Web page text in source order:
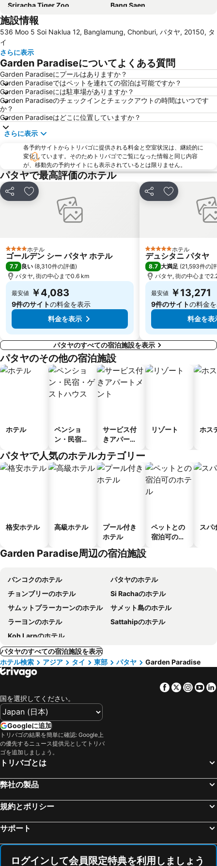
Sriracha Tiger Zoo
Bang Saen
Laem Chabang Port
Big C Extra Pattaya 3
The Avenue
Naul Beach
Royal Garden Plaza Pattaya
Nong Nooch Tropical Botanical Garden
Big Buddha Hill
Samae Beach
Tawaen Beach
Pattaya Railway Station
Admiral Krom Luang Jumborn Khet Udomsakdi Monument
Pattaya Floating Market
Samae San Island
Nang Ram Beach
施設情報
536 Moo 5 Soi Naklua 12, Banglamung, Chonburi, パタヤ, 20150, タ
イ
さらに表示
Garden Paradiseについてよくある質問
Garden Paradiseにプールはありますか？
Garden Paradiseではペットを連れての宿泊は可能ですか？
Garden Paradiseには駐車場がありますか？
Garden Paradiseのチェックインとチェックアウトの時間はいつです
か？
Garden Paradiseはどこに位置していますか？
さらに表示
各予約サイトからトリバゴに提供される料金と空室状況は、継続的に
変化しています。そのためトリバゴでご覧になった情報と同じ内容
が、移動先の予約サイトにも表示されているとは限りません。
パタヤで最高評価のホテル
シェア お気に入りに追加
4 ホテルのランク
ホテル
ゴールデン シー パタヤ ホテル
7.7 良い (8,310件の評価)
パタヤ, 街の中心まで0.6 km
最安値 ￥4,083
9件のサイトの料金を表示
料金を表示
シェア お気に入りに
5 ホテルのランク
ホテル
デュシタニ パタヤ
8.7 大満足 (21,593件の
パタヤ, 街の中心まで
最安値 ￥13,271
9件のサイトの料金
料金を表
パタヤのすべての宿泊施設を表示
パタヤのその他の宿泊施設
ホテル
ペンショ
ン・民宿・
ス
サービス付
きアパート
リゾート ホス
パタヤで人気のホテルカテゴリー
格安ホテル 高級ホテル
プール付き
ホテル
ペットとの
宿泊可のホ
スパ
Garden Paradise周辺の宿泊施設
バンコクのホテル
パタヤのホテル
チョンブリーのホテル
Si Rachaのホテル
サムットプラーカーンのホテル
サメット島のホテル
ラーヨンのホテル
Sattahipのホテル
Koh Larnのホテル
パタヤのすべての宿泊施設を表示
ホテル検索
アジア タイ 東部 パタヤ Garden Paradise
Facebook
Twitter
国を選択してください。
Googleに追加
トリバゴの結果を簡単に確認: Google上
の優先するニュース提供元としてトリバ
ゴを追加しましょう。
トリバゴとは
弊社の製品
規約とポリシー
サポート
ログインして会員限定特典を利用しましょう